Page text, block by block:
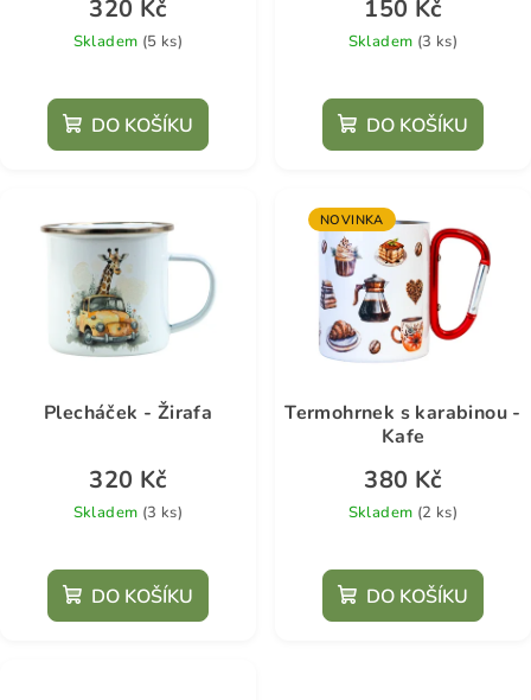
320 Kč
Skladem (5 ks)
DO KOŠÍKU
150 Kč
Skladem (3 ks)
DO KOŠÍKU
Plecháček - Žirafa
320 Kč
Skladem (3 ks)
DO KOŠÍKU
NOVINKA
Termohrnek s karabinou -
Kafe
380 Kč
Skladem (2 ks)
DO KOŠÍKU